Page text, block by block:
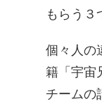
もらう３
個々人の
籍「宇宙
チームの